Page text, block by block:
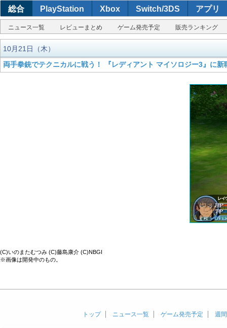
総合 PlayStation Xbox Switch/3DS アプリ
ニュース一覧 レビューまとめ ゲーム発売予定 販売ランキング
10月21日（木）
両手拳銃でテクニカルに戦う！ 『レディアント マイソロジー3』に新
(C)いのまたむつみ (C)藤島康介 (C)NBGI
※画像は開発中のもの。
トップ ニュース一覧 ゲーム発売予定 週